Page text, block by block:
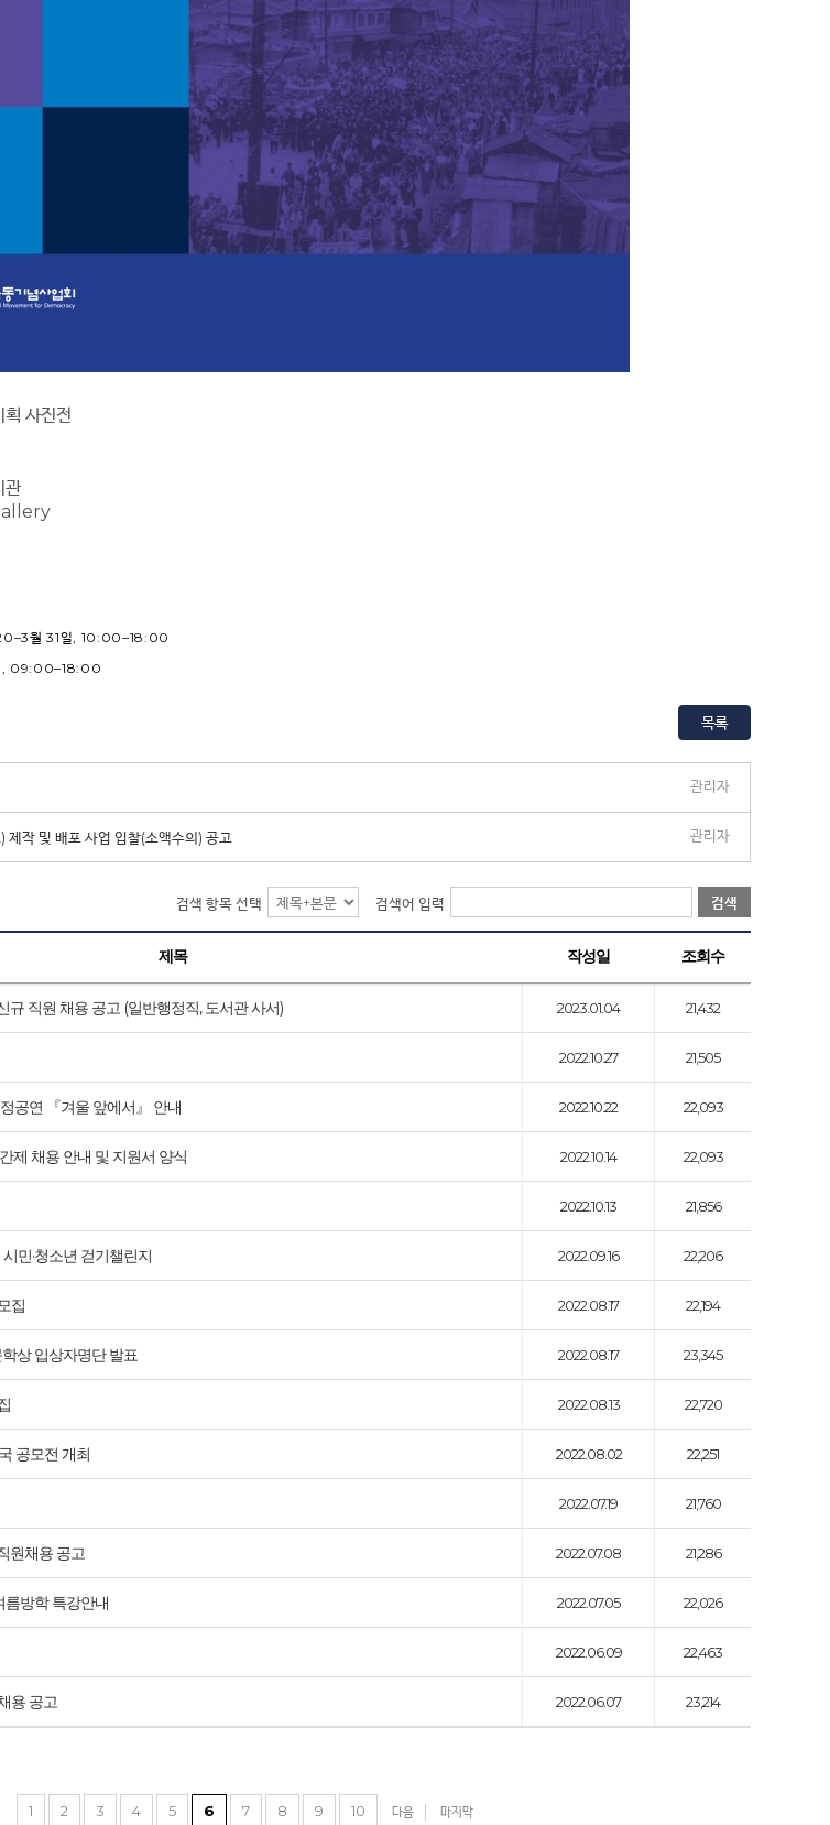
사진전
관
–3월31일, 10:00–18:00
, 09:00–18:00
목록
관리자
작 및 배포 사업 입찰(소액수의) 공고 관리자
검색 항목 선택 검색어 입력 검색
제목 작성일 조회수
규 직원 채용 공고 (일반행정직, 도서관 사서) 2023.01.04 21,432
2022.10.27 21,505
공연 『겨울 앞에서』 안내 2022.10.22 22,093
제 채용 안내 및 지원서 양식 2022.10.14 22,093
2022.10.13 21,856
민·청소년 걷기챌린지 2022.09.16 22,206
집 2022.08.17 22,194
상 입상자명단 발표 2022.08.17 23,345
2022.08.13 22,720
공모전 개최 2022.08.02 22,251
2022.07.19 21,760
원채용 공고 2022.07.08 21,286
름방학 특강안내 2022.07.05 22,026
2022.06.09 22,463
용 공고 2022.06.07 23,214
1 2 3 4 5 6 7 8 9 10 다음 마지막